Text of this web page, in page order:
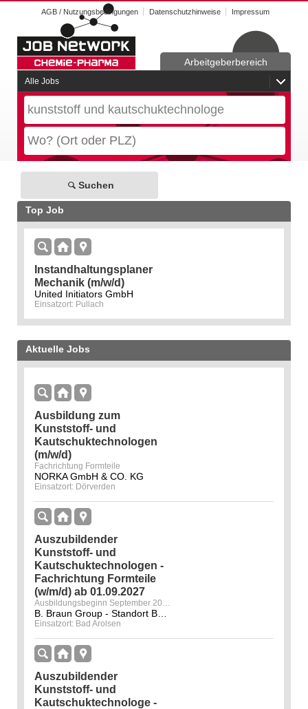
AGB / Nutzungsbedingungen Datenschutzhinweise Impressum
Alle Jobs
Arbeitgeberbereich
Suchen
Top Job
Instandhaltungsplaner
Mechanik (m/w/d)
United Initiators GmbH
Einsatzort: Pullach
Aktuelle Jobs
Ausbildung zum
Kunststoff- und
Kautschuktechnologen
(m/w/d)
Fachrichtung Formteile
NORKA GmbH & CO. KG
Einsatzort: Dörverden
Auszubildender
Kunststoff- und
Kautschuktechnologen -
Fachrichtung Formteile
(w/m/d) ab 01.09.2027
Ausbildungsbeginn September 2027 am Standort Bad Arolsen
Einsatzort: Bad Arolsen
Auszubildender
Kunststoff- und
Kautschuktechnologe -